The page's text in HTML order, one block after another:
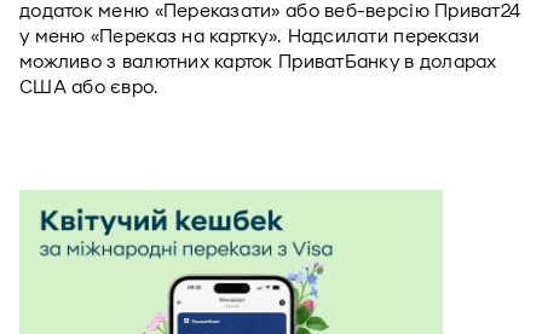
додаток меню «Переказати» або веб-версію Приват24
у меню «Переказ на картку». Надсилати перекази
можливо з валютних карток ПриватБанку в доларах
США або євро.